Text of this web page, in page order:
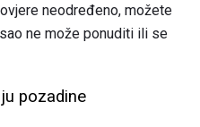
neodređeno, možete
ne može ponuditi ili se
pozadine